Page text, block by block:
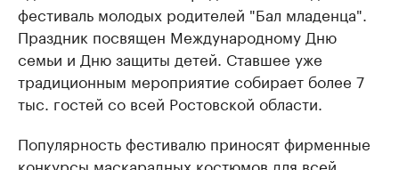
фестиваль молодых родителей "Бал младенца".
Праздник посвящен Международному Дню
семьи и Дню защиты детей. Ставшее уже
традиционным мероприятие собирает более 7
тыс. гостей со всей Ростовской области.
Популярность фестивалю приносят фирменные
конкурсы маскарадных костюмов для всей